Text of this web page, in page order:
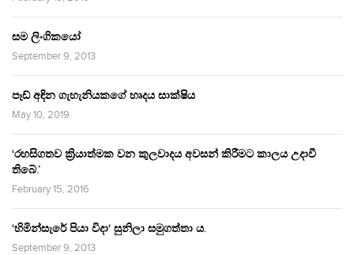
සම ලිංගිකයෝ
September 9, 2013
පෑඩ් අඳින ගැහැනියකගේ හෘදය සාක්ෂිය
May 10, 2019
‘රහසිගතව ක්‍රියාත්මක වන කුලවාදය අවසන් කිරීමට කාලය උදාවී
තිබේ.’
February 15, 2016
‘හිමින්සැරේ පියා විදා‘ සුනිලා සමුගත්තා ය.
September 9, 2013